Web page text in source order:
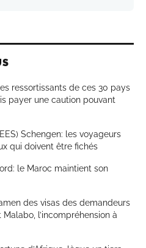
ressortissants de ces 30 pays
payer une caution pouvant
Schengen: les voyageurs
qui doivent être fichés
le Maroc maintient son
des visas des demandeurs
l’incompréhension à